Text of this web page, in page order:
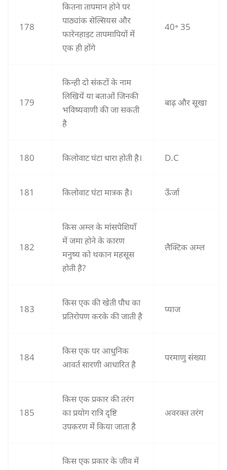
178
कितना तापमान होने पर
पाठ्यांक सेल्सियस और
फारेनहाइट तापमापियों में
एक ही होंगे
40॰ 35
179
किन्ही दो संकटों के नाम
लिखियें या बताओं जिनकी
भविष्यवाणी की जा सकती
है
बाढ़ और सूखा
180 किलोवाट घंटा धारा होती है। D.C
181 किलोवाट घंटा मात्रक है। ऊॅंर्जा
182
किस अम्ल के मांसपेशियाँ
में जमा होने के कारण
मनुष्य को थकान महसूस
होती है?
लैक्टिक अम्ल
183
किस एक की खेती पौध का
प्रतिरोपण करके की जाती है
प्याज
184
किस एक पर आधुनिक
आवर्त सारणी आधारित है
परमाणु संख्या
185
किस एक प्रकार की तरंग
का प्रयोग रात्रि दृष्टि
उपकरण में किया जाता है
अवरक्त तरंग
किस एक प्रकार के जीव में